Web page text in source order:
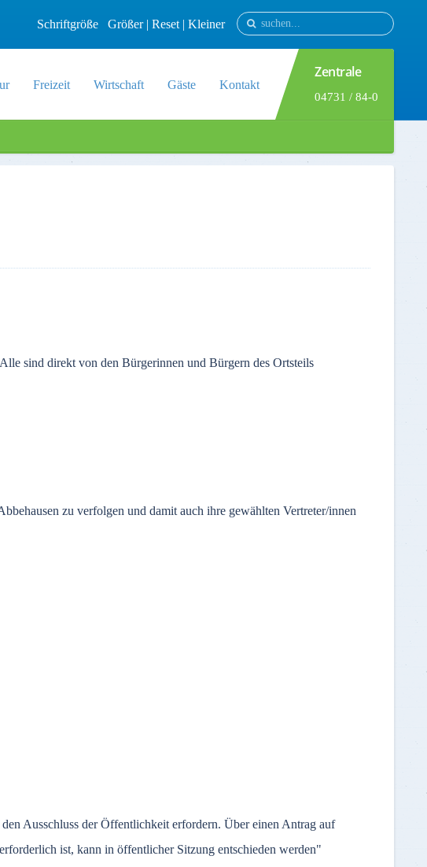
Schriftgröße Größer| Reset | Kleiner
Freizeit Wirtschaft Gäste Kontakt
Zentrale
04731 / 84-0
sind direkt von den Bürgerinnen und Bürgern des Ortsteils
zu verfolgen und damit auch ihre gewählten Vertreter/innen
Ausschluss der Öffentlichkeit erfordern. Über einen Antrag auf
ist, kann in öffentlicher Sitzung entschieden werden"